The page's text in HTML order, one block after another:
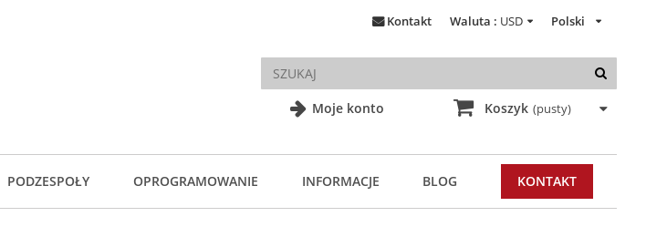
Moje konto
Polski
Waluta : USD
Kontakt
Koszyk (pusty)
PODZESPOŁY OPROGRAMOWANIE INFORMACJE BLOG KONTAKT